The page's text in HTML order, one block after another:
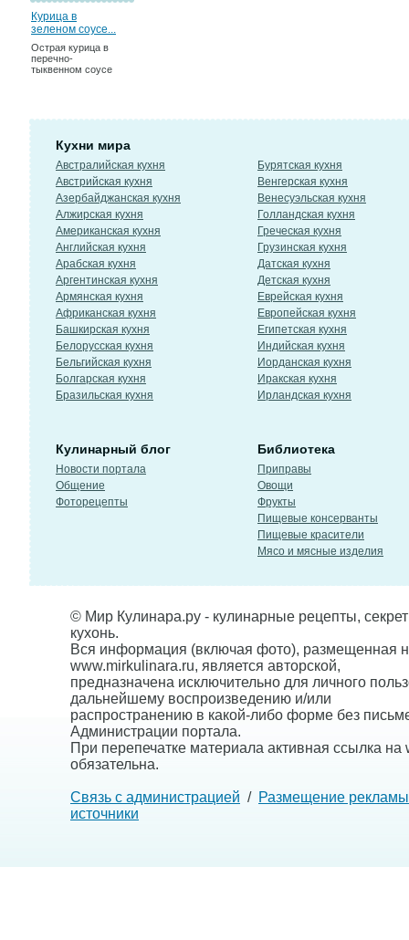
Курица в
зеленом соусе...
Острая курица в
перечно-
тыквенном соусе
Кухни мира
Австралийская кухня
Австрийская кухня
Азербайджанская кухня
Алжирская кухня
Американская кухня
Английская кухня
Арабская кухня
Аргентинская кухня
Армянская кухня
Африканская кухня
Башкирская кухня
Белорусская кухня
Бельгийская кухня
Болгарская кухня
Бразильская кухня
Бурятская кухня
Венгерская кухня
Венесуэльская кухня
Голландская кухня
Греческая кухня
Грузинская кухня
Датская кухня
Детская кухня
Еврейская кухня
Европейская кухня
Египетская кухня
Индийская кухня
Иорданская кухня
Иракская кухня
Ирландская кухня
Кулинарный блог
Новости портала
Общение
Фоторецепты
Библиотека
Приправы
Овощи
Фрукты
Пищевые консерванты
Пищевые красители
Мясо и мясные изделия
© Мир Кулинара.ру - кулинарные рецепты,
кухонь.
Вся информация (включая фото), размещенная
www.mirkulinara.ru, является авторской,
предназначена исключительно для личного
дальнейшему воспроизведению и/или
распространению в какой-либо форме без
Администрации портала.
При перепечатке материала активная ссылка на
обязательна.
Связь с администрацией / Размещение рекламы
источники